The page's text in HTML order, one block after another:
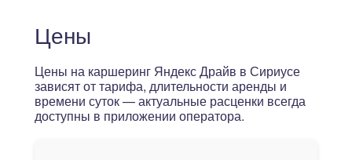
Цены
Цены на каршеринг Яндекс Драйв в Сириусе
зависят от тарифа, длительности аренды и
времени суток — актуальные расценки всегда
доступны в приложении оператора.